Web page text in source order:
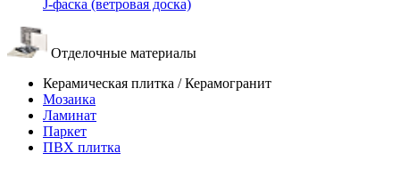
J-фаска (ветровая доска)
Отделочные материалы
Керамическая плитка / Керамогранит
Мозаика
Ламинат
Паркет
ПВХ плитка